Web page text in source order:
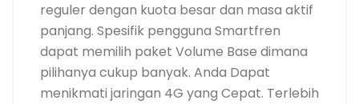
reguler dengan kuota besar dan masa aktif
panjang. Spesifik pengguna Smartfren
dapat memilih paket Volume Base dimana
pilihanya cukup banyak. Anda Dapat
menikmati jaringan 4G yang Cepat. Terlebih